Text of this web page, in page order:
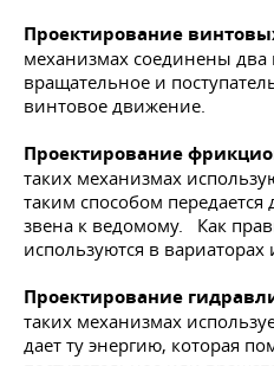
Проектирование
механизмах соединены
вращательное и
винтовое движение.
Проектирование
таких механизмах
таким способом
звена к ведомому. Как
используются в вариаторах
Проектирование
таких механизмах
дает ту энергию, которая